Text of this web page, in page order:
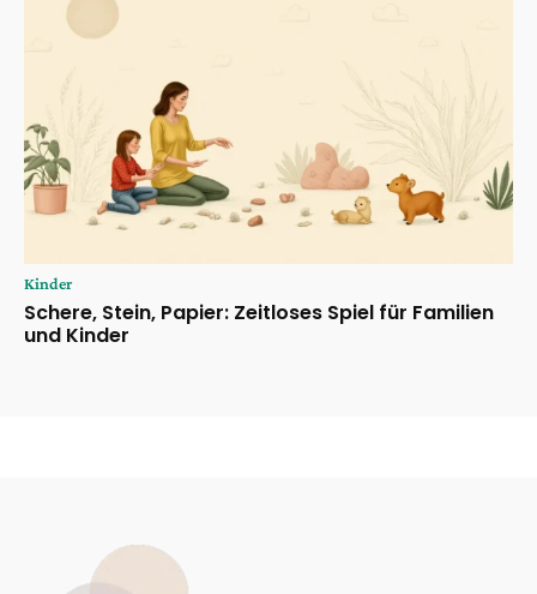
Kinder
Schere, Stein, Papier: Zeitloses Spiel für Familien
und Kinder